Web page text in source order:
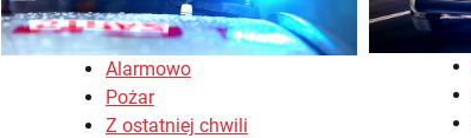
Alarmowo
Pożar
Z ostatniej chwili